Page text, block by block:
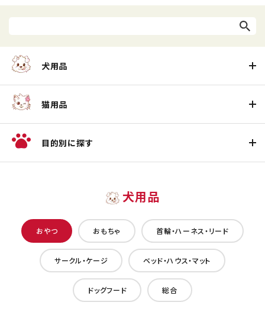
犬用品
猫用品
目的別に探す
犬用品
おやつ おもちゃ 首輪・ハーネス・リード
サークル・ケージ ベッド・ハウス・マット
ドッグフード 総合